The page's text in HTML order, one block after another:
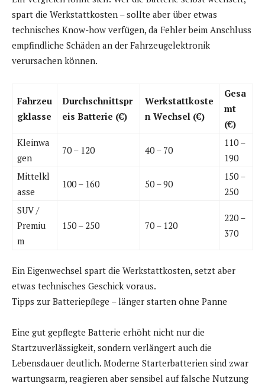
spart die Werkstattkosten – sollte aber über etwas
technisches Know-how verfügen, da Fehler beim Anschluss
empfindliche Schäden an der Fahrzeugelektronik
verursachen können.
Fahrzeu
gklasse
Durchschnittspr
eis Batterie (€)
Werkstattkoste
n Wechsel (€)
Gesa
mt
(€)
Kleinwa
gen
70 – 120 40 – 70
110 –
190
Mittelkl
asse
100 – 160 50 – 90
150 –
250
SUV /
Premiu
m
150 – 250 70 – 120
220 –
370
Ein Eigenwechsel spart die Werkstattkosten, setzt aber
etwas technisches Geschick voraus.
Tipps zur Batteriepﬂege – länger starten ohne Panne
Eine gut gepflegte Batterie erhöht nicht nur die
Startzuverlässigkeit, sondern verlängert auch die
Lebensdauer deutlich. Moderne Starterbatterien sind zwar
wartungsarm, reagieren aber sensibel auf falsche Nutzung